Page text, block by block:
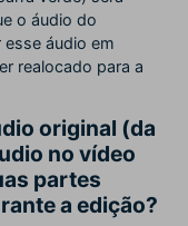
o áudio do
áudio em
realocado para a
original (da
no vídeo
partes
a edição?